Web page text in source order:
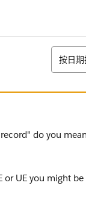
排序
按日
do you
or UE you might